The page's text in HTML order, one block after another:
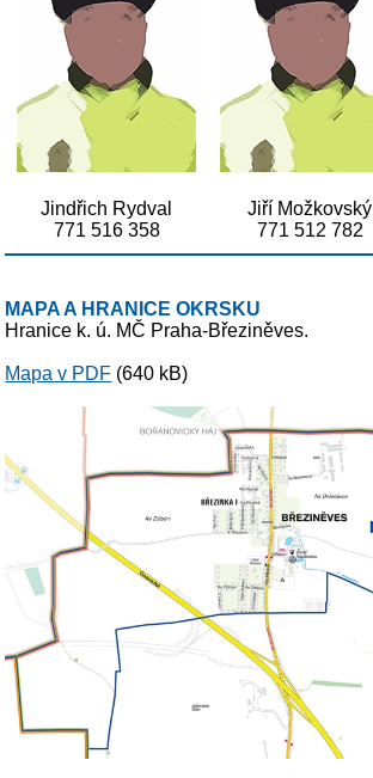
Jindřich Rydval
771 516 358
Jiří Možkovský
771 512 782
MAPA A HRANICE OKRSKU
Hranice k. ú. MČ Praha-Březiněves.
Mapa v PDF (640 kB)